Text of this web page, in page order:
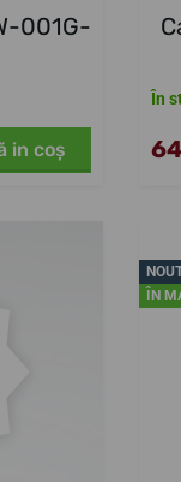
001G-
in coş
În
ÎN